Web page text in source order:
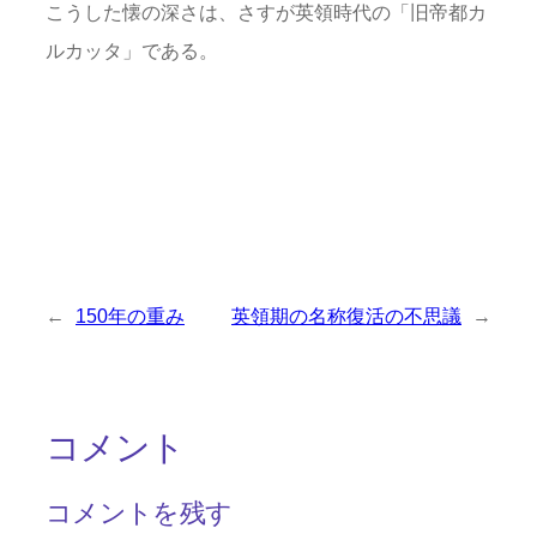
こうした懐の深さは、さすが英領時代の「旧帝都カ
ルカッタ」である。
← 150年の重み 英領期の名称復活の不思議 →
コメント
コメントを残す